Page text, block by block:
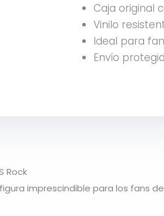
Caja original
Vinilo
Ideal para
Envío
Rock
imprescindible para los fans